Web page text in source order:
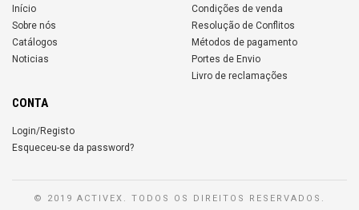
Início
Sobre nós
Catálogos
Noticias
Condições de venda
Resolução de Conflitos
Métodos de pagamento
Portes de Envio
Livro de reclamações
CONTA
Login/Registo
Esqueceu-se da password?
© 2019 ACTIVEX. TODOS OS DIREITOS RESERVADOS.